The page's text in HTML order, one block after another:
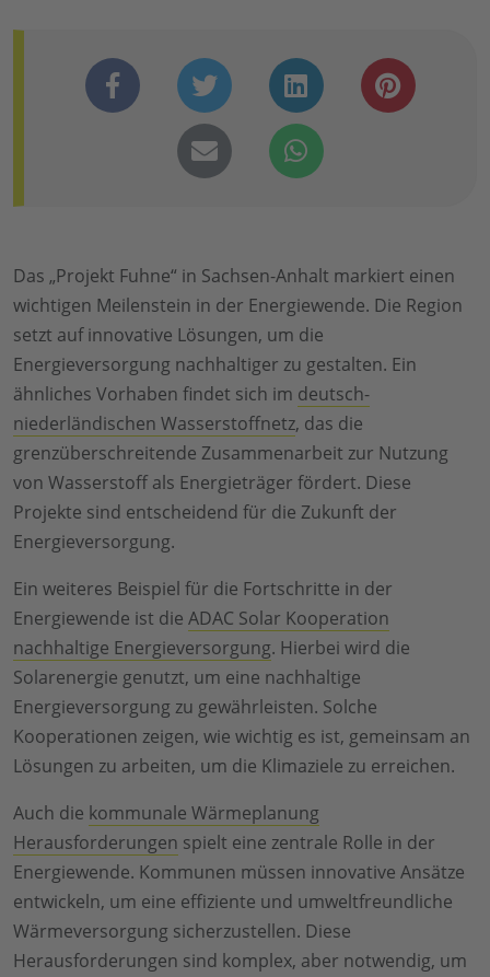
Das „Projekt Fuhne“ in Sachsen-Anhalt markiert einen
wichtigen Meilenstein in der Energiewende. Die Region
setzt auf innovative Lösungen, um die
Energieversorgung nachhaltiger zu gestalten. Ein
ähnliches Vorhaben findet sich im deutsch-
niederländischen Wasserstoffnetz, das die
grenzüberschreitende Zusammenarbeit zur Nutzung
von Wasserstoff als Energieträger fördert. Diese
Projekte sind entscheidend für die Zukunft der
Energieversorgung.
Ein weiteres Beispiel für die Fortschritte in der
Energiewende ist die ADAC Solar Kooperation
nachhaltige Energieversorgung. Hierbei wird die
Solarenergie genutzt, um eine nachhaltige
Energieversorgung zu gewährleisten. Solche
Kooperationen zeigen, wie wichtig es ist, gemeinsam an
Lösungen zu arbeiten, um die Klimaziele zu erreichen.
Auch die kommunale Wärmeplanung
Herausforderungen spielt eine zentrale Rolle in der
Energiewende. Kommunen müssen innovative Ansätze
entwickeln, um eine effiziente und umweltfreundliche
Wärmeversorgung sicherzustellen. Diese
Herausforderungen sind komplex, aber notwendig, um